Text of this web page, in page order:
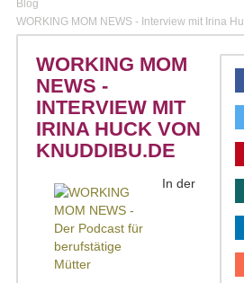
Blog
WORKING MOM NEWS - Interview mit Irina
WORKING MOM
NEWS -
INTERVIEW MIT
IRINA HUCK VON
KNUDDIBU.DE
In der